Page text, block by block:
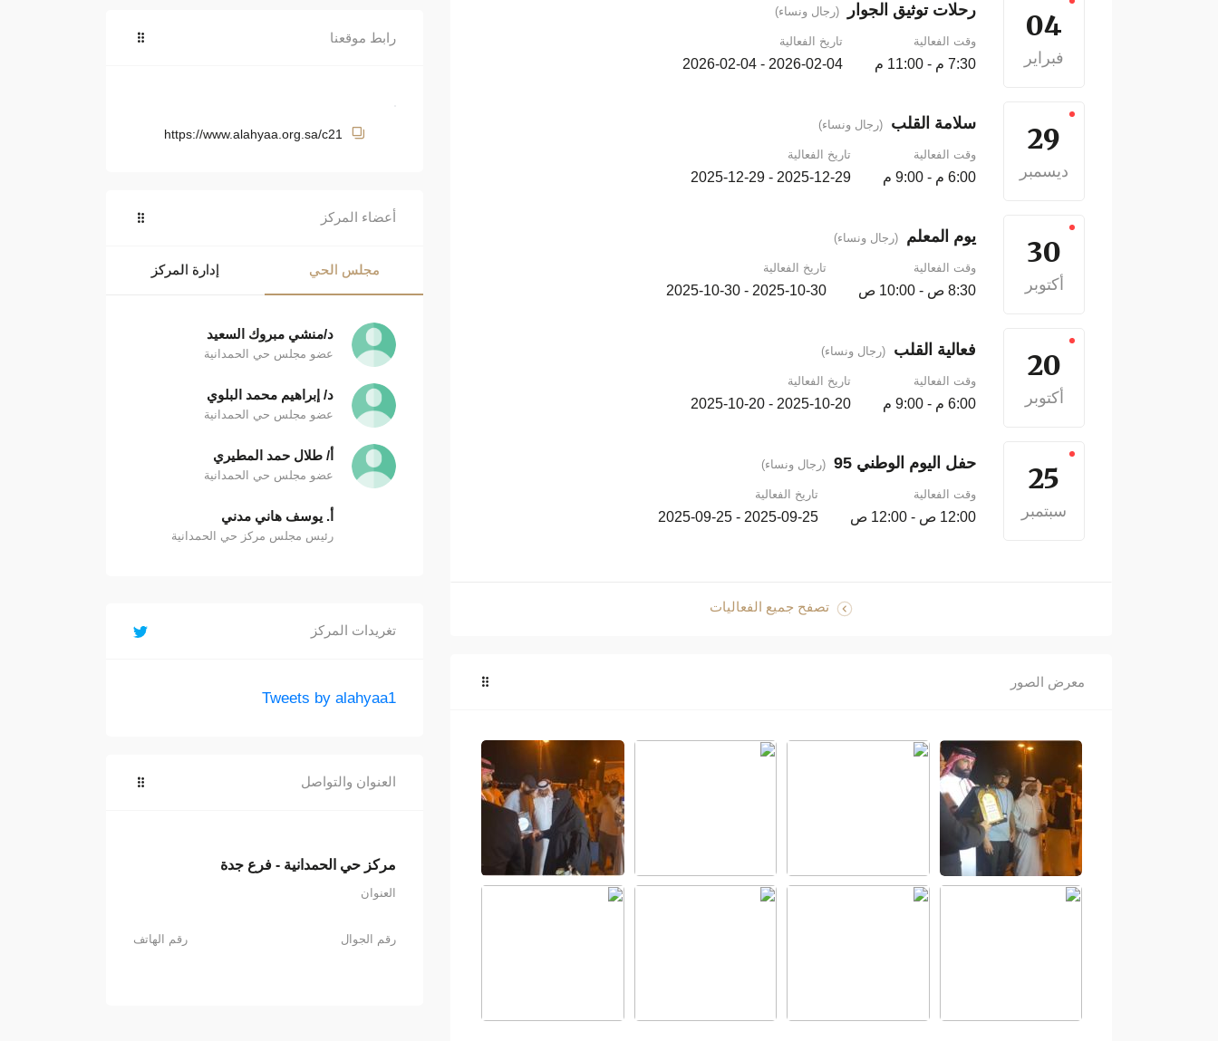
04
فبراير
رحلات توثيق الجوار (رجال ونساء)
وقت الفعالية
7:30 م - 11:00 م
تاريخ الفعالية
2026-02-04 - 2026-02-04
29
ديسمبر
سلامة القلب (رجال ونساء)
وقت الفعالية
6:00 م - 9:00 م
تاريخ الفعالية
2025-12-29 - 2025-12-29
30
أكتوبر
يوم المعلم (رجال ونساء)
وقت الفعالية
8:30 ص - 10:00 ص
تاريخ الفعالية
2025-10-30 - 2025-10-30
20
أكتوبر
فعالية القلب (رجال ونساء)
وقت الفعالية
6:00 م - 9:00 م
تاريخ الفعالية
2025-10-20 - 2025-10-20
25
سبتمبر
حفل اليوم الوطني 95 (رجال ونساء)
وقت الفعالية
12:00 ص - 12:00 ص
تاريخ الفعالية
2025-09-25 - 2025-09-25
تصفح جميع الفعاليات
معرض الصور
رابط موقعنا
أعضاء المركز
مجلس الحي إدارة المركز
د/منشي مبروك السعيد
عضو مجلس حي الحمدانية
د/ إبراهيم محمد البلوي
عضو مجلس حي الحمدانية
أ/ طلال حمد المطيري
عضو مجلس حي الحمدانية
أ. يوسف هاني مدني
رئيس مجلس مركز حي الحمدانية
تغريدات المركز
Tweets by alahyaa1
العنوان والتواصل
مركز حي الحمدانية - فرع جدة
العنوان
رقم الجوال رقم الهاتف